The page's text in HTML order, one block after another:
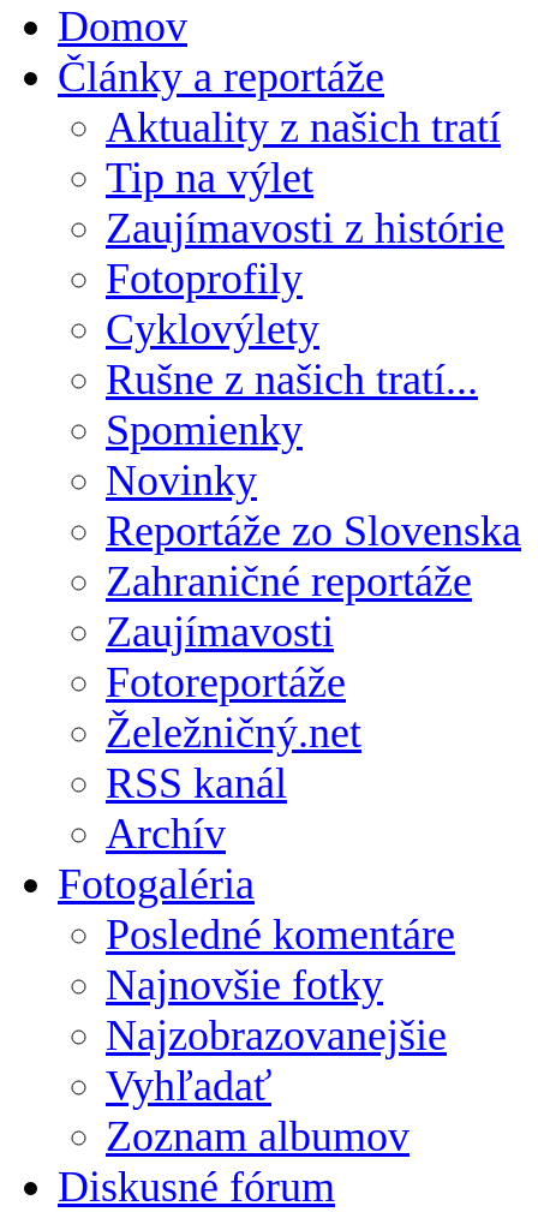
Domov
Články a reportáže
Aktuality z našich tratí
Tip na výlet
Zaujímavosti z histórie
Fotoprofily
Cyklovýlety
Rušne z našich tratí...
Spomienky
Novinky
Reportáže zo Slovenska
Zahraničné reportáže
Zaujímavosti
Fotoreportáže
Želežničný.net
RSS kanál
Archív
Fotogaléria
Posledné komentáre
Najnovšie fotky
Najzobrazovanejšie
Vyhľadať
Zoznam albumov
Diskusné fórum